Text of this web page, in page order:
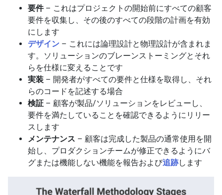
要件 – これはプロジェクトの開始前にすべての顧客
要件を収集し、その後のすべての段階の計画を有効
にします
デザイン – これには論理設計と物理設計が含まれま
す。ソリューションのブレーンストーミングとそれ
らを仕様に変えることです
実装 – 開発者がすべての要件と仕様を取得し、それ
らのコードを記述する場合
検証 – 顧客が製品/ソリューションをレビューし、
要件を満たしていることを確認できるようにリリー
スします
メンテナンス – 顧客は完成した製品の通常使用を開
始し、プロダクションチームが修正できるようにバ
グまたは機能しない機能を報告および追跡します